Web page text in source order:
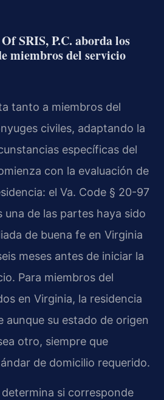
SRIS, P.C. aborda los
miembros del servicio
tanto a miembros del
civiles, adaptando la
específicas del
con la evaluación de
el Va. Code § 20-97
una de las partes haya sido
de buena fe en Virginia
meses antes de iniciar la
Para miembros del
en Virginia, la residencia
aunque su estado de origen
otro, siempre que
de domicilio requerido.
si corresponde